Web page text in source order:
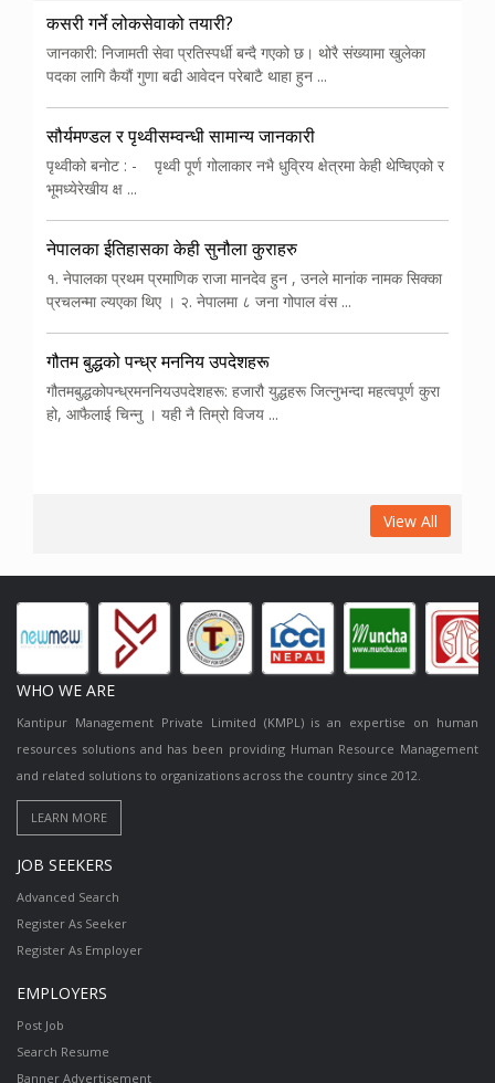
कसरी गर्ने लोकसेवाको तयारी?
जानकारी: निजामती सेवा प्रतिस्पर्धी बन्दै गएको छ। थोरै संख्यामा खुलेका
पदका लागि कैयौं गुणा बढी आवेदन परेबाटै थाहा हुन ...
सौर्यमण्डल र पृथ्वीसम्वन्धी सामान्य जानकारी
पृथ्वीको बनोट : - पृथ्वी पूर्ण गोलाकार नभै धुव्रिय क्षेत्रमा केही थेप्चिएको र
भूमध्येरेखीय क्ष ...
नेपालका ईतिहासका केही सुनौला कुराहरु
१. नेपालका प्रथम प्रमाणिक राजा मानदेव हुन , उनले मानांक नामक सिक्का
प्रचलन्मा ल्यएका थिए । २. नेपालमा ८ जना गोपाल वंस ...
गौतम बुद्धको पन्ध्र मननिय उपदेशहरू
गौतमबुद्धकोपन्ध्रमननियउपदेशहरू: हजारौ युद्धहरू जित्नुभन्दा महत्वपूर्ण कुरा
हो, आफैलाई चिन्नु । यही नै तिम्रो विजय ...
View All
WHO WE ARE
Kantipur Management Private Limited (KMPL) is an expertise on human
resources solutions and has been providing Human Resource Management
and related solutions to organizations across the country since 2012.
JOB SEEKERS
Advanced Search
Register As Seeker
Register As Employer
EMPLOYERS
Post Job
Search Resume
Banner Advertisement